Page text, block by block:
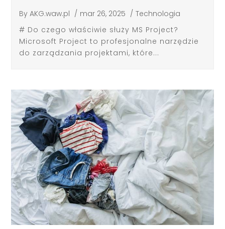
ByAKG.waw.pl / mar 26, 2025 / Technologia
# Do czego właściwie służy MS Project?
Microsoft Project to profesjonalne narzędzie
do zarządzania projektami, które...